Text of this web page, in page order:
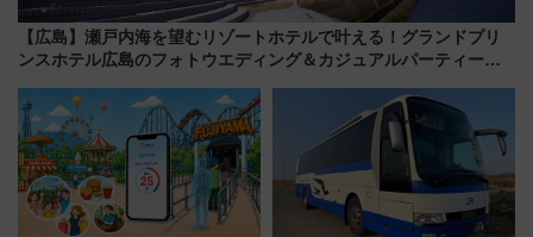
【広島】瀬戸内海を望むリゾートホテルで叶える！グランドプリ
ンスホテル広島のフォトウエディング＆カジュアルパーティープ